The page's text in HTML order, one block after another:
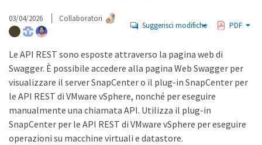
03/04/2026 Collaboratori
Suggerisci modifiche PDF
Le API REST sono esposte attraverso la pagina web di
Swagger. È possibile accedere alla pagina Web Swagger per
visualizzare il server SnapCenter o il plug-in SnapCenter per
le API REST di VMware vSphere, nonché per eseguire
manualmente una chiamata API. Utilizza il plug-in
SnapCenter per le API REST di VMware vSphere per eseguire
operazioni su macchine virtuali e datastore.